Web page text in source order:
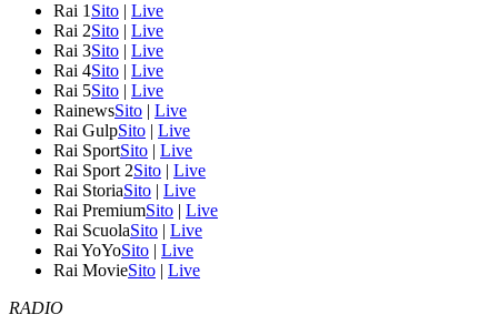
Rai 1 Sito | Live
Rai 2Sito | Live
Rai 3Sito | Live
Rai 4Sito | Live
Rai 5Sito | Live
RainewsSito | Live
Rai GulpSito | Live
Rai SportSito | Live
Rai Sport 2Sito | Live
Rai StoriaSito | Live
Rai PremiumSito | Live
Rai ScuolaSito | Live
Rai YoYoSito | Live
Rai MovieSito | Live
RADIO